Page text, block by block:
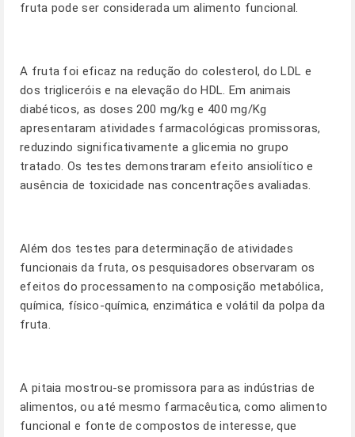
fruta pode ser considerada um alimento funcional.
A fruta foi eficaz na redução do colesterol, do LDL e
dos trigliceróis e na elevação do HDL. Em animais
diabéticos, as doses 200 mg/kg e 400 mg/Kg
apresentaram atividades farmacológicas promissoras,
reduzindo significativamente a glicemia no grupo
tratado. Os testes demonstraram efeito ansiolítico e
ausência de toxicidade nas concentrações avaliadas.
Além dos testes para determinação de atividades
funcionais da fruta, os pesquisadores observaram os
efeitos do processamento na composição metabólica,
química, físico-química, enzimática e volátil da polpa da
fruta.
A pitaia mostrou-se promissora para as indústrias de
alimentos, ou até mesmo farmacêutica, como alimento
funcional e fonte de compostos de interesse, que